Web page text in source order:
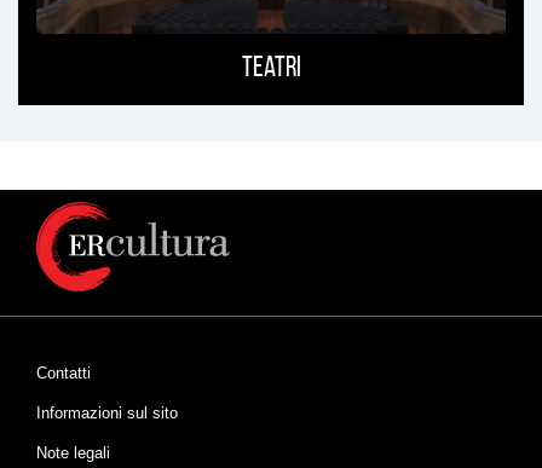
Teatri
Contatti
Informazioni sul sito
Note legali